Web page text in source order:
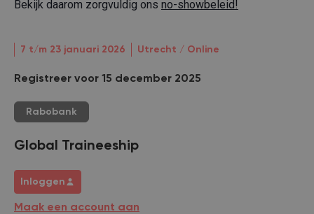
Bekijk daarom zorgvuldig ons no-showbeleid!
7 t/m 23 januari 2026 Utrecht / Online
Registreer voor 15 december 2025
Rabobank
Global Traineeship
Inloggen
Maak een account aan